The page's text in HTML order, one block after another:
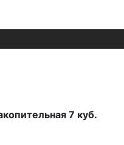
7 куб.